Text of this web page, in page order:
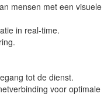
mensen met een visuele
in real-time.
tot de dienst.
voor optimale